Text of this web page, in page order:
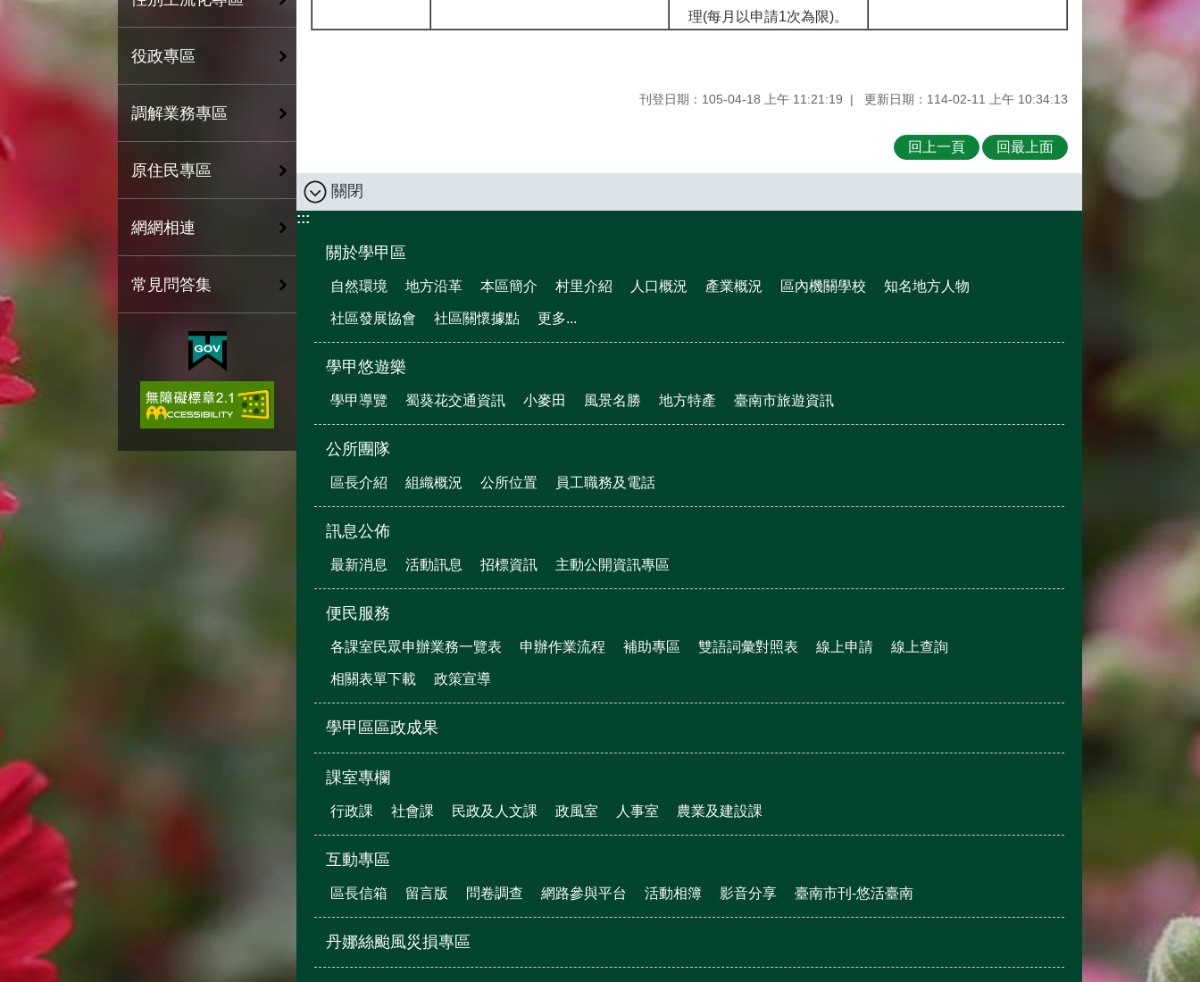
役政專區
調解業務專區
原住民專區
網網相連
常見問答集
理(每月以申請1次為限)。
刊登日期：105-04-18 上午 11:21:19 更新日期：114-02-11 上午 10:34:13
回上一頁 回最上面
關閉
:::
關於學甲區
自然環境 地方沿革 本區簡介 村里介紹 人口概況 產業概況 區內機關學校 知名地方人物
社區發展協會 社區關懷據點 更多...
學甲悠遊樂
學甲導覽 蜀葵花交通資訊 小麥田 風景名勝 地方特產 臺南市旅遊資訊
公所團隊
區長介紹 組織概況 公所位置 員工職務及電話
訊息公佈
最新消息 活動訊息 招標資訊 主動公開資訊專區
便民服務
各課室民眾申辦業務一覽表 申辦作業流程 補助專區 雙語詞彙對照表 線上申請 線上查詢
相關表單下載 政策宣導
學甲區區政成果
課室專欄
行政課 社會課 民政及人文課 政風室 人事室 農業及建設課
互動專區
區長信箱 留言版 問卷調查 網路參與平台 活動相簿 影音分享 臺南市刊-悠活臺南
丹娜絲颱風災損專區